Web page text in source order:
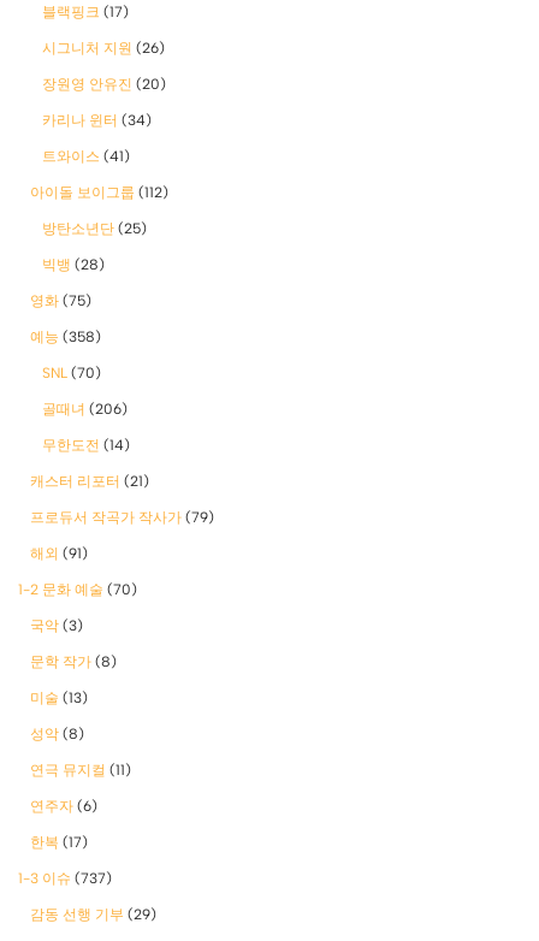
블랙핑크 (17)
시그니처 지원 (26)
장원영 안유진 (20)
카리나 윈터 (34)
트와이스 (41)
아이돌 보이그룹 (112)
방탄소년단 (25)
빅뱅 (28)
영화 (75)
예능 (358)
SNL (70)
골때녀 (206)
무한도전 (14)
캐스터 리포터 (21)
프로듀서 작곡가 작사가 (79)
해외 (91)
1-2 문화 예술 (70)
국악 (3)
문학 작가 (8)
미술 (13)
성악 (8)
연극 뮤지컬 (11)
연주자 (6)
한복 (17)
1-3 이슈 (737)
감동 선행 기부 (29)